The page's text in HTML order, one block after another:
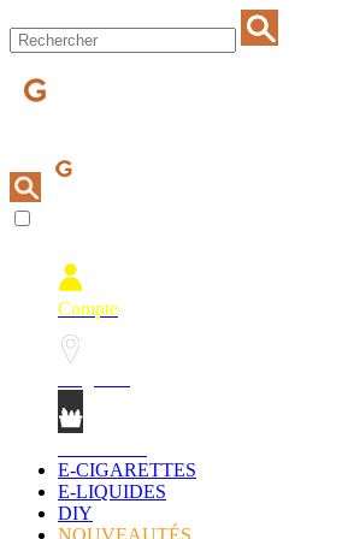
Compte
E-CIGARETTES
E-LIQUIDES
DIY
NOUVEAUTÉS